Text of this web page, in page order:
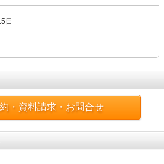
日
・資料請求・お問合せ